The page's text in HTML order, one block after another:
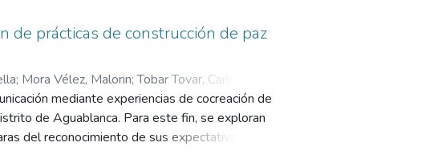
el software Atlas.ti, con base en tres
Se identificó que el fútbol femenino promueve
de vínculos comunitarios. Esta
de manera pacífica y participan
estatal y la necesidad de mayor
se consolida como una herramienta
Favorece el empoderamiento juvenil, la
afectados por la violencia.
de prácticas de construcción de paz
; Mora Vélez, Malorin;Tobar Tovar, Carlos
mediante experiencias de cocreación de
de Aguablanca. Para este fin, se exploran
del reconocimiento de sus expectativas
y audiovisuales que comunican narraciones y